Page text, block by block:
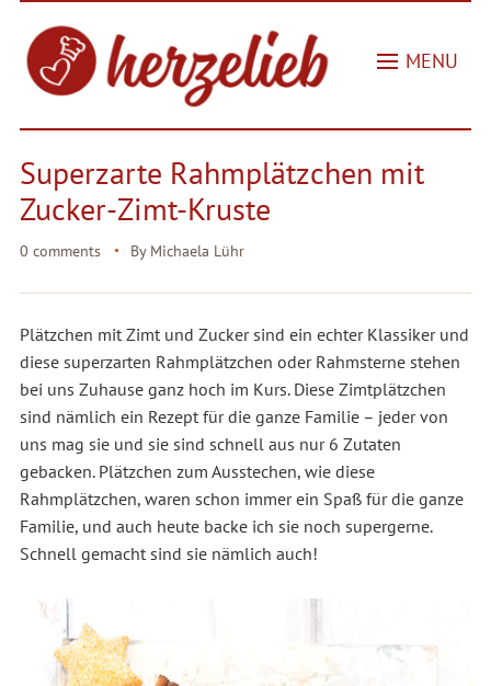
MENU
Superzarte Rahmplätzchen mit
Zucker-Zimt-Kruste
0 comments By Michaela Lühr
Plätzchen mit Zimt und Zucker sind ein echter Klassiker und
diese superzarten Rahmplätzchen oder Rahmsterne stehen
bei uns Zuhause ganz hoch im Kurs. Diese Zimtplätzchen
sind nämlich ein Rezept für die ganze Familie – jeder von
uns mag sie und sie sind schnell aus nur 6 Zutaten
gebacken. Plätzchen zum Ausstechen, wie diese
Rahmplätzchen, waren schon immer ein Spaß für die ganze
Familie, und auch heute backe ich sie noch supergerne.
Schnell gemacht sind sie nämlich auch!